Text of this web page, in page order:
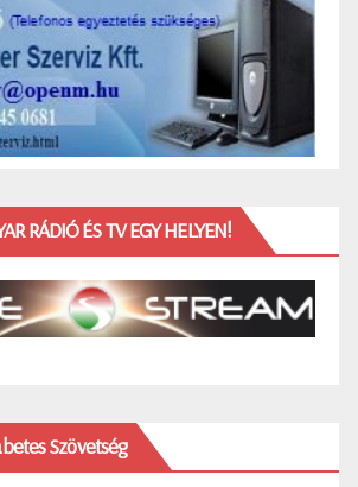
RÁDIÓ ÉS TV EGY HELYEN!
Szövetség